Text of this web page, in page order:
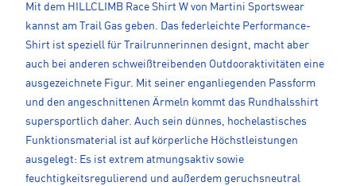
Mit dem HILLCLIMB Race Shirt W von Martini Sportswear
kannst am Trail Gas geben. Das federleichte Performance-
Shirt ist speziell für Trailrunnerinnen designt, macht aber
auch bei anderen schweißtreibenden Outdooraktivitäten eine
ausgezeichnete Figur. Mit seiner enganliegenden Passform
und den angeschnittenen Ärmeln kommt das Rundhalsshirt
supersportlich daher. Auch sein dünnes, hochelastisches
Funktionsmaterial ist auf körperliche Höchstleistungen
ausgelegt: Es ist extrem atmungsaktiv sowie
feuchtigkeitsregulierend und außerdem geruchsneutral